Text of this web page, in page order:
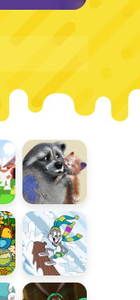
Różnice z
Mocnym
Mikiem
Różnice z